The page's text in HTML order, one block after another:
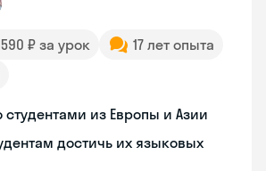
₽ за урок
17 лет опыта
студентами из Европы и Азии
достичь их языковых